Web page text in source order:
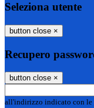
Seleziona utente
button close ×
Recupero
button close ×
all'indirizzo indicato con le